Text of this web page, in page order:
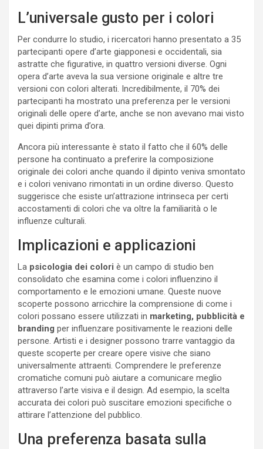
L’universale gusto per i colori
Per condurre lo studio, i ricercatori hanno presentato a 35
partecipanti opere d’arte giapponesi e occidentali, sia
astratte che figurative, in quattro versioni diverse. Ogni
opera d’arte aveva la sua versione originale e altre tre
versioni con colori alterati. Incredibilmente, il 70% dei
partecipanti ha mostrato una preferenza per le versioni
originali delle opere d’arte, anche se non avevano mai visto
quei dipinti prima d’ora.
Ancora più interessante è stato il fatto che il 60% delle
persone ha continuato a preferire la composizione
originale dei colori anche quando il dipinto veniva smontato
e i colori venivano rimontati in un ordine diverso. Questo
suggerisce che esiste un’attrazione intrinseca per certi
accostamenti di colori che va oltre la familiarità o le
influenze culturali.
Implicazioni e applicazioni
La psicologia dei colori è un campo di studio ben
consolidato che esamina come i colori influenzino il
comportamento e le emozioni umane. Queste nuove
scoperte possono arricchire la comprensione di come i
colori possano essere utilizzati in marketing, pubblicità e
branding per influenzare positivamente le reazioni delle
persone. Artisti e i designer possono trarre vantaggio da
queste scoperte per creare opere visive che siano
universalmente attraenti. Comprendere le preferenze
cromatiche comuni può aiutare a comunicare meglio
attraverso l’arte visiva e il design. Ad esempio, la scelta
accurata dei colori può suscitare emozioni specifiche o
attirare l’attenzione del pubblico.
Una preferenza basata sulla